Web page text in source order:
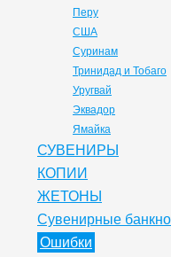
Перу
США
Суринам
Тринидад и Тобаго
Уругвай
Эквадор
Ямайка
СУВЕНИРЫ
КОПИИ
ЖЕТОНЫ
Сувенирные
Ошибки